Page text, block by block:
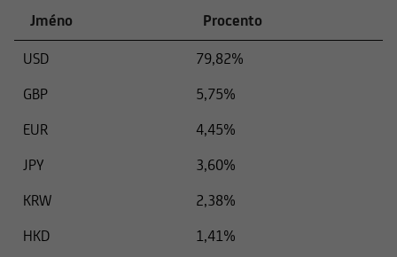
Jméno
Procento
USD
79,82%
GBP
5,75%
EUR
4,45%
JPY
3,60%
KRW
2,38%
HKD
1,41%